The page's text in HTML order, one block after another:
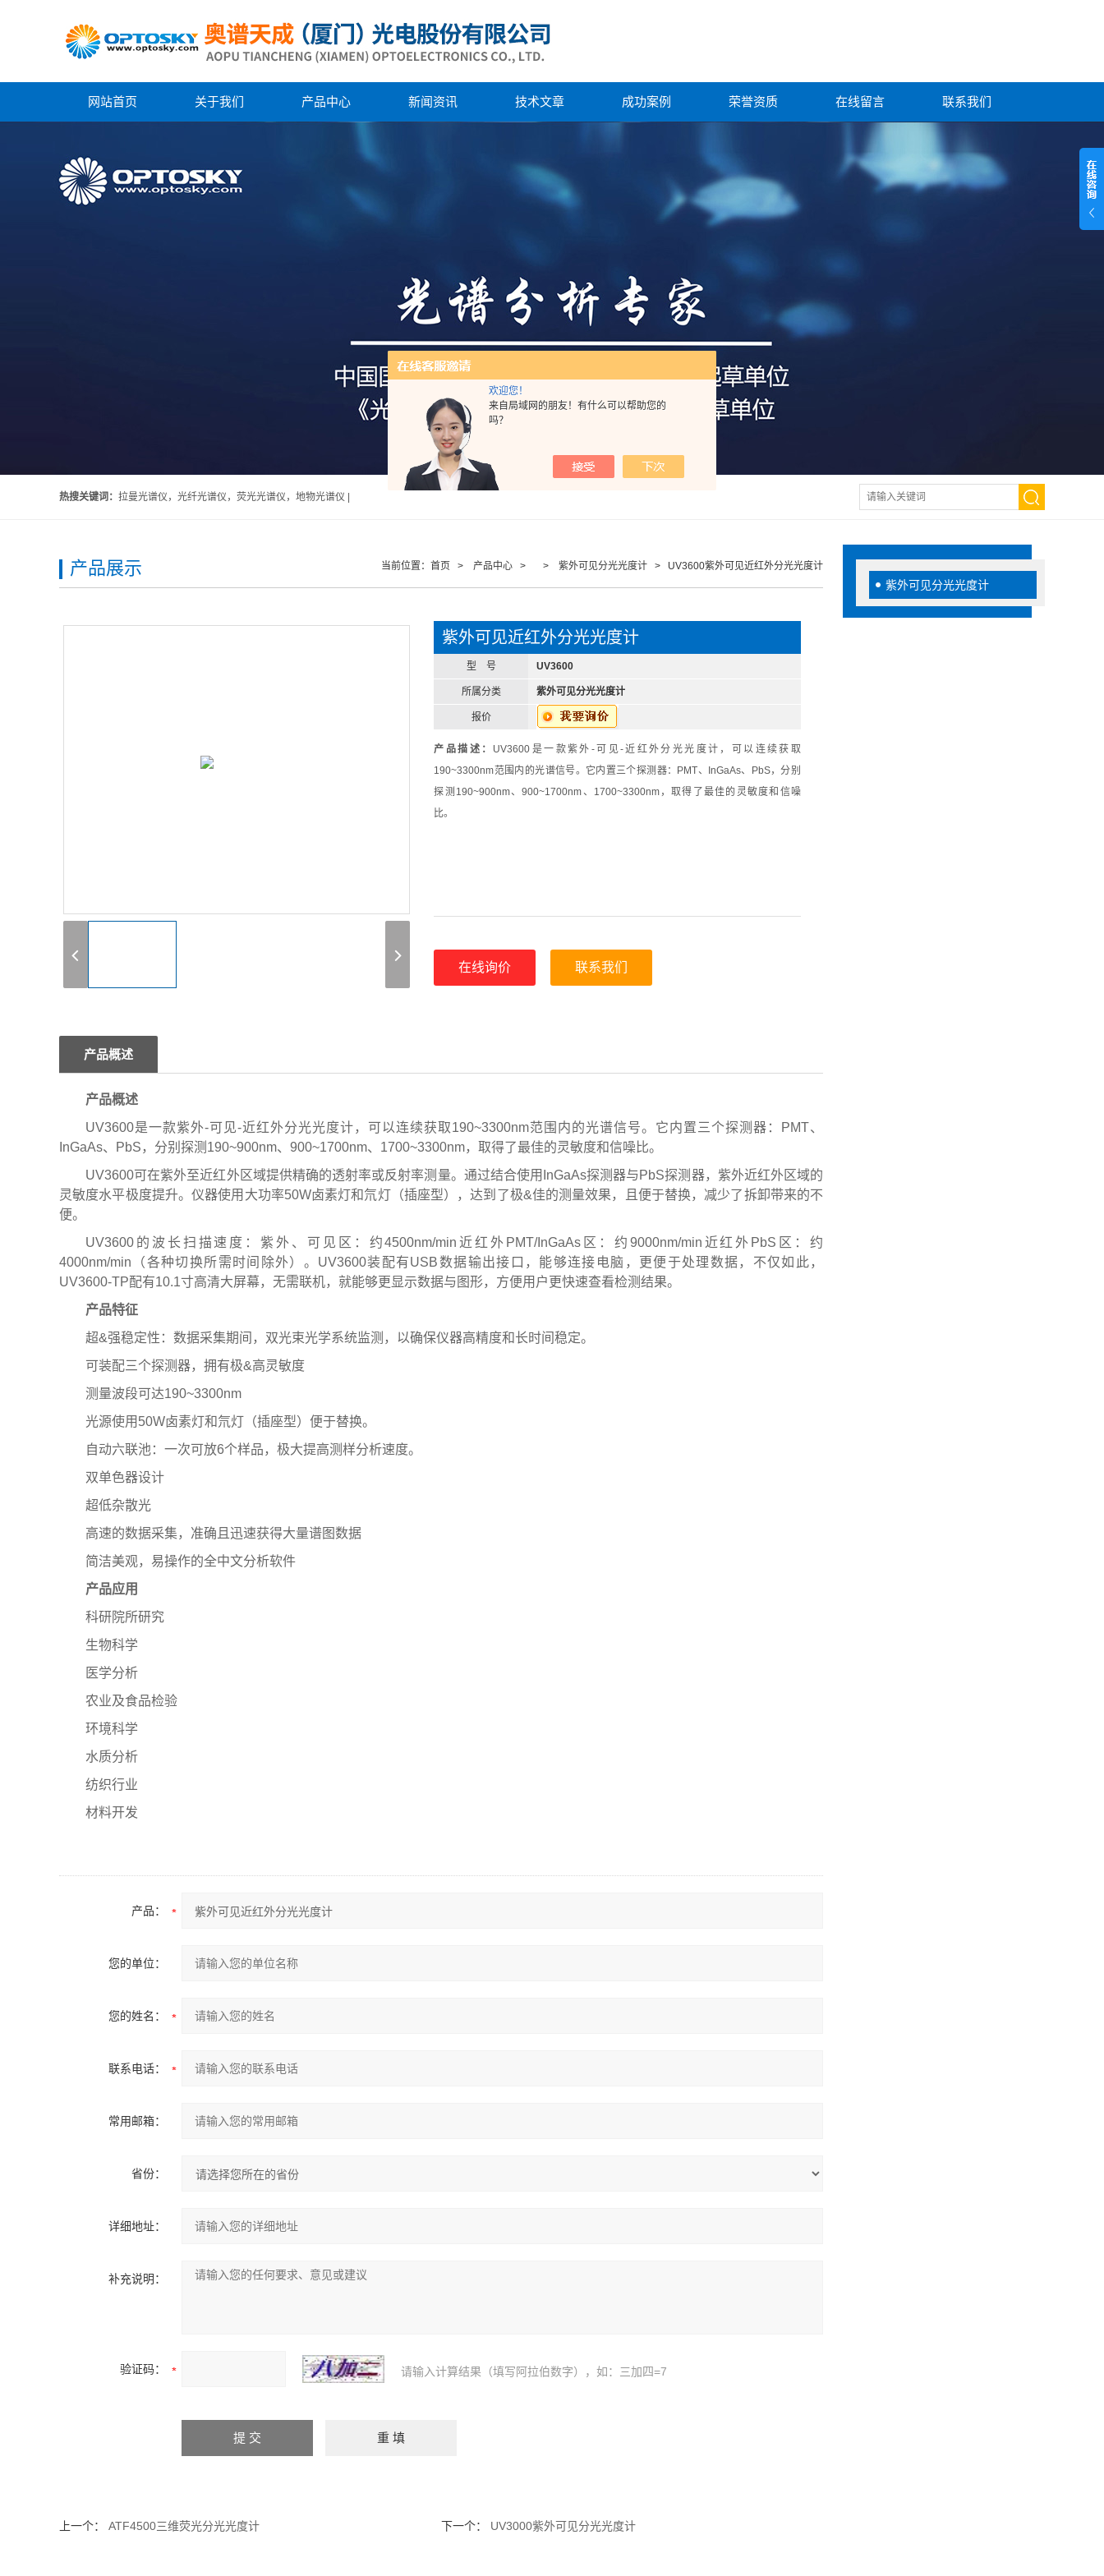
欢迎您！
来自局域网的朋友！有什么可以帮助您的
吗？
网站首页 关于我们 产品中心 新闻资讯 技术文章 成功案例 荣誉资质 在线留言 联系我们
热搜关键词： 拉曼光谱仪，光纤光谱仪，荧光光谱仪，地物光谱仪 |
紫外可见分光光度计
当前位置： 首页 > 产品中心 > > 紫外可见分光光度计 > UV3600紫外可见近红外分光光度计
产品展示
紫外可见近红外分光光度计
型 号 UV3600
所属分类 紫外可见分光光度计
报价
产品描述： UV3600是一款紫外-可见-近红外分光光度计，可以连续获取
190~3300nm范围内的光谱信号。它内置三个探测器：PMT、InGaAs、PbS，分别
探测190~900nm、900~1700nm、1700~3300nm，取得了最佳的灵敏度和信噪
比。
在线询价 联系我们
产品概述
产品概述
UV3600是一款紫外-可见-近红外分光光度计 ， 可以连续获取190~3300nm范 围 内的光谱信号。 它内置 三个探测 器 ： PMT、
nGaAs、 PbS ， 分别 探测 190~900nm、 900~1700nm、 1700~3300nm， 取得了最佳的灵敏度和信噪比。
UV3600可在紫外至近红外区域提供精确的透射率或反射率测 量。 通过结合使用 nGaAs探测器与PbS探测 器， 紫外近红外区域的
灵敏度水平极度提升。仪器使用 大功率50W卤素灯和氘灯（插座型） ，达到 了极&佳的测 量效果 ， 且 便于替换， 减少了拆卸带来的不
便。
UV3600 的 波 长 扫 描速 度 ：紫外 、 可 见 区 ： 约4500nm/min 近红外 PMT/I nGaAs 区 ： 约 9000nm/min 近红外 PbS 区 ： 约
4000nm/min （各种切换所需 时间 除外） 。 UV3600装配有USB数据输出接 口 ， 能够连接 电脑 ， 更便 于处理数据 ， 不仅如 此 ，
UV3600-TP配有10.1寸高清大屏幕 ， 无需联机， 就能够更 显示数据与 图形， 方便用 户 更快速查看检测结果。
产品特征
超&强稳定性：数据采集期间，双光束光学系统监测，以确保仪器高精度和长时间稳定。
可装配三个探测器，拥有极&高灵敏度
测量波段可达190~3300nm
光源使用50W卤素灯和氘灯（插座型）便于替换。
自动六联池：一次可放6个样品，极大提高测样分析速度。
双单色器设计
超低杂散光
高速的数据采集，准确且迅速获得大量谱图数据
简洁美观，易操作的全中文分析软件
产品应用
科研院所研究
生物科学
医学分析
农业及食品检验
环境科学
水质分析
纺织行业
材料开发
产品：
您的单位：
您的姓名：
联系电话：
常用邮箱：
省份：
详细地址：
补充说明：
验证码： 请输入计算结果（填写阿拉伯数字），如：三加四=7
上一个： ATF4500三维荧光分光光度计 下一个： UV3000紫外可见分光光度计